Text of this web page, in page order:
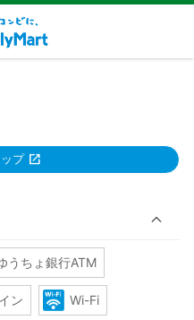
プ
うちょ銀行ATM
ン Wi-Fi